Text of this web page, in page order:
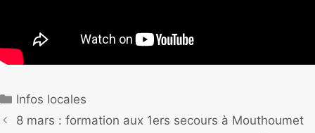
Infos locales
8 mars : formation aux 1ers secours à Mouthoumet